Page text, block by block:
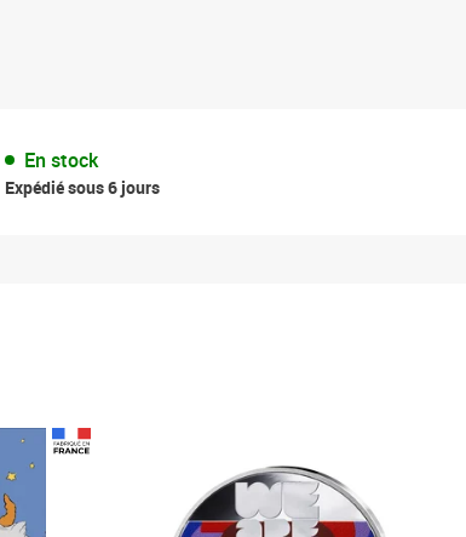
En stock
Expédié sous 6 jours